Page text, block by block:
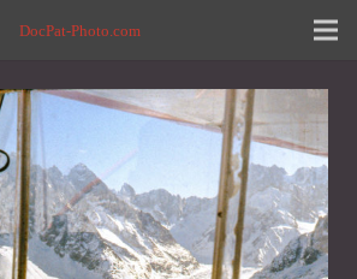
DocPat-Photo.com